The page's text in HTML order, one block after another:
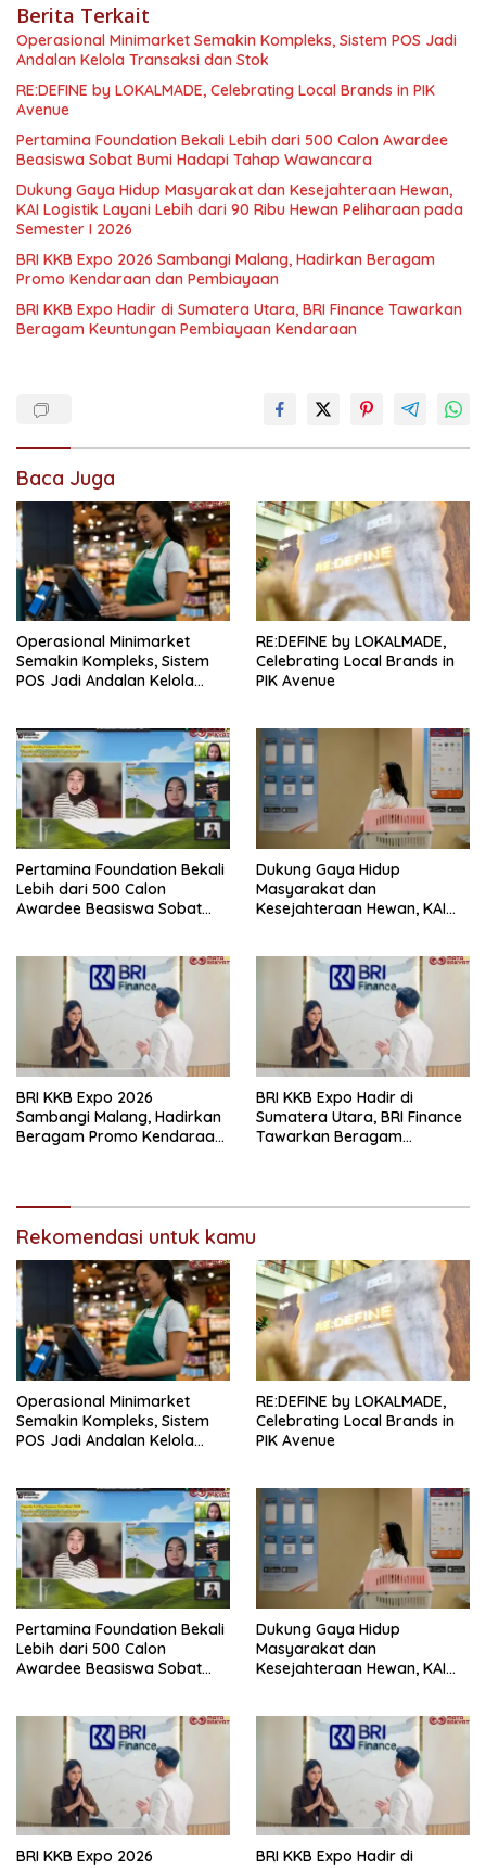
Berita Terkait
Operasional Minimarket Semakin Kompleks, Sistem POS Jadi
Andalan Kelola Transaksi dan Stok
RE:DEFINE by LOKALMADE, Celebrating Local Brands in PIK
Avenue
Pertamina Foundation Bekali Lebih dari 500 Calon Awardee
Beasiswa Sobat Bumi Hadapi Tahap Wawancara
Dukung Gaya Hidup Masyarakat dan Kesejahteraan Hewan,
KAI Logistik Layani Lebih dari 90 Ribu Hewan Peliharaan pada
Semester I 2026
BRI KKB Expo 2026 Sambangi Malang, Hadirkan Beragam
Promo Kendaraan dan Pembiayaan
BRI KKB Expo Hadir di Sumatera Utara, BRI Finance Tawarkan
Beragam Keuntungan Pembiayaan Kendaraan
Baca Juga
Operasional Minimarket
Semakin Kompleks, Sistem
POS Jadi Andalan Kelola
RE:DEFINE by LOKALMADE,
Celebrating Local Brands in
PIK Avenue
Pertamina Foundation Bekali
Lebih dari 500 Calon
Awardee Beasiswa Sobat
Dukung Gaya Hidup
Masyarakat dan
Kesejahteraan Hewan, KAI
Semester I 2026
BRI KKB Expo 2026
Sambangi Malang, Hadirkan
Beragam Promo Kendaraan
BRI KKB Expo Hadir di
Sumatera Utara, BRI Finance
Tawarkan Beragam
Rekomendasi untuk kamu
Operasional Minimarket
Semakin Kompleks, Sistem
POS Jadi Andalan Kelola
RE:DEFINE by LOKALMADE,
Celebrating Local Brands in
PIK Avenue
Pertamina Foundation Bekali
Lebih dari 500 Calon
Awardee Beasiswa Sobat
Dukung Gaya Hidup
Masyarakat dan
Kesejahteraan Hewan, KAI
Semester I 2026
BRI KKB Expo 2026
BRI KKB Expo Hadir di